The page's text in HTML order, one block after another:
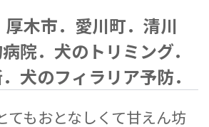
厚木市．愛川町．清川
院．犬のトリミング．
犬のフィラリア予防．
てもおとなしくて甘えん坊